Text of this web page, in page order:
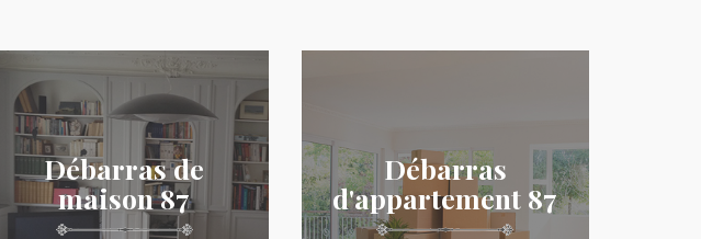
Débarras de
maison 87
Débarras
d'appartement 87